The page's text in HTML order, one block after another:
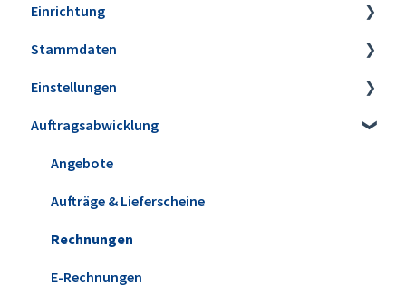
Einrichtung
Installation
Erweiterungen
Datensicherung
Update installieren
Versionshistorie
WISO MeinBüro Desktop Cloud
Office
Stammdaten
Artikel
Lagerbestände & Inventur
Kunden & Interessenten
Lieferanten
Mitarbeiter
Einstellungen
Firmeneinstellungen
Steuereinstellungen
Kleinstammdaten
Ansicht & Filter-/Suchoptionen
Briefpapier & Vorlagen
Auftragsabwicklung
Angebote
Aufträge & Lieferscheine
Rechnungen
E-Rechnungen